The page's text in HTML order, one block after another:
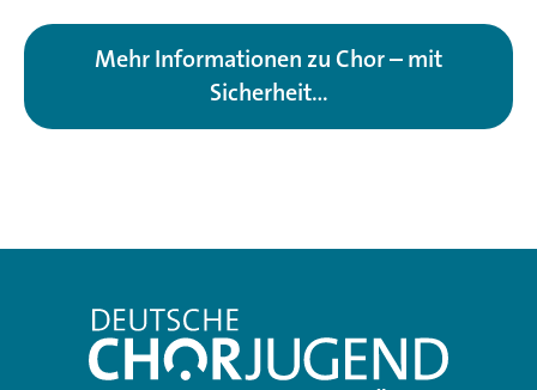
Mehr Informationen zu Chor – mit
Sicherheit…